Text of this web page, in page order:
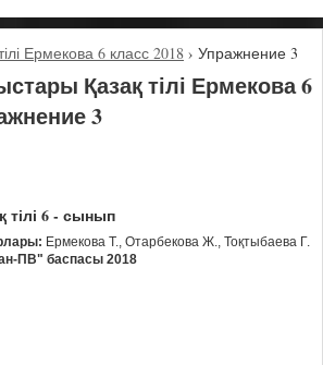
Ермекова 6 класс 2018 › Упражнение 3
Қазақ тілі Ермекова 6
3
тілі 6 - сынып
Ермекова Т., Отарбекова Ж., Тоқтыбаева Г.
ПВ" баспасы 2018